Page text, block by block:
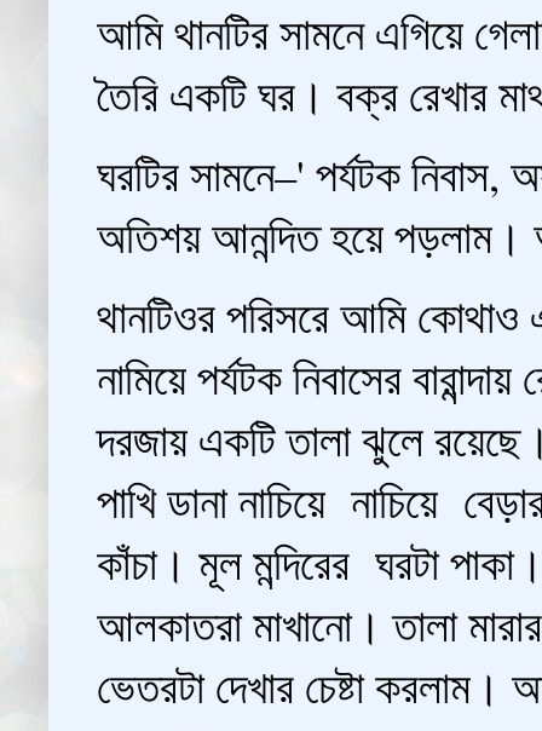
আমি থানটির সামনে এগিয়ে
তৈরি একটি ঘর। বক্র রেখার
ঘরটির সামনে–' পর্যটক
অতিশয় আনন্দিত হয়ে
থানটিওর পরিসরে আমি
নামিয়ে পর্যটক নিবাসের
দরজায় একটি তালা ঝুলে
পাখি ডানা নাচিয়ে নাচিয়ে
কাঁচা। মূল মন্দিরের ঘরটা
আলকাতরা মাখানো। তালা
ভেতরটা দেখার চেষ্টা